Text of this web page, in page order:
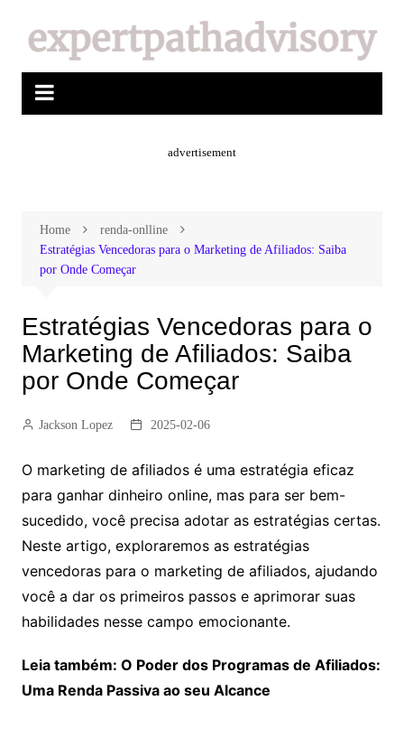
advertisement
Home
renda-onlline
Estratégias Vencedoras para o Marketing de Afiliados: Saiba
por Onde Começar
Estratégias Vencedoras para o
Marketing de Afiliados: Saiba
por Onde Começar
Jackson Lopez 2025-02-06
O marketing de afiliados é uma estratégia eficaz
para ganhar dinheiro online, mas para ser bem-
sucedido, você precisa adotar as estratégias certas.
Neste artigo, exploraremos as estratégias
vencedoras para o marketing de afiliados, ajudando
você a dar os primeiros passos e aprimorar suas
habilidades nesse campo emocionante.
Leia também: O Poder dos Programas de Afiliados:
Uma Renda Passiva ao seu Alcance